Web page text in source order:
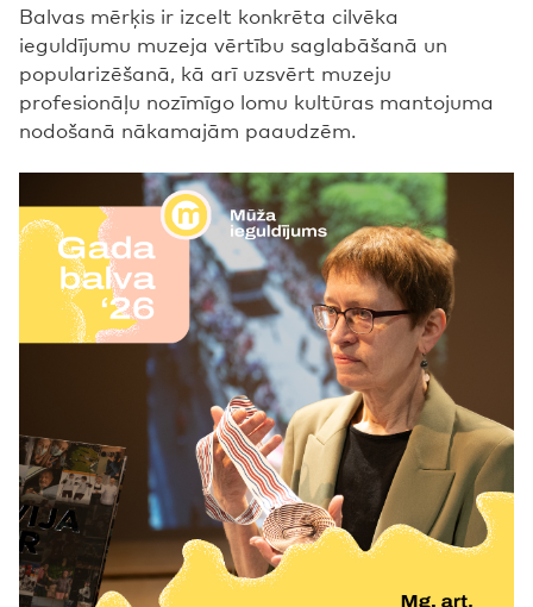
Balvas mērķis ir izcelt konkrēta cilvēka
ieguldījumu muzeja vērtību saglabāšanā un
popularizēšanā, kā arī uzsvērt muzeju
profesionāļu nozīmīgo lomu kultūras mantojuma
nodošanā nākamajām paaudzēm.